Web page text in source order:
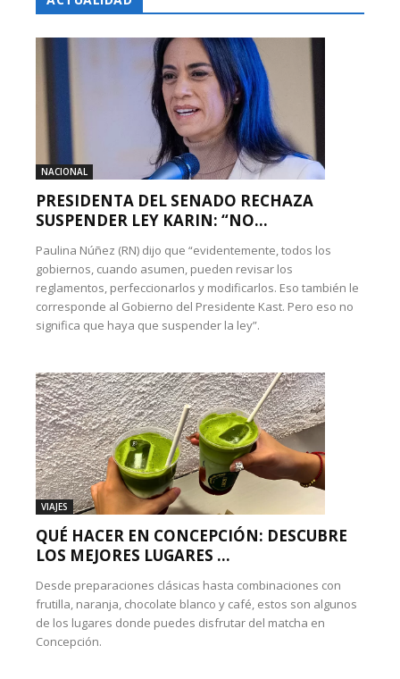
NACIONAL
PRESIDENTA DEL SENADO RECHAZA
SUSPENDER LEY KARIN: “NO...
Paulina Núñez (RN) dijo que “evidentemente, todos los
gobiernos, cuando asumen, pueden revisar los
reglamentos, perfeccionarlos y modificarlos. Eso también le
corresponde al Gobierno del Presidente Kast. Pero eso no
significa que haya que suspender la ley”.
VIAJES
QUÉ HACER EN CONCEPCIÓN: DESCUBRE
LOS MEJORES LUGARES ...
Desde preparaciones clásicas hasta combinaciones con
frutilla, naranja, chocolate blanco y café, estos son algunos
de los lugares donde puedes disfrutar del matcha en
Concepción.